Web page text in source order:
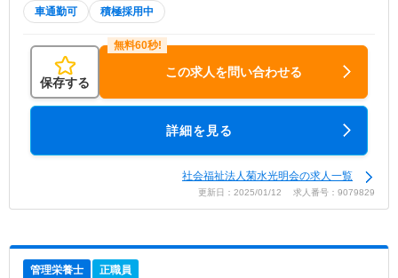
車通勤可 積極採用中
保存する
この求人を問い合わせる
詳細を見る
社会福祉法人菊水光明会の求人一覧
更新日：2025/01/12 求人番号：9079829
管理栄養士 正職員